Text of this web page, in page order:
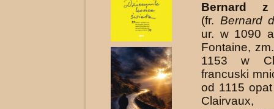
Bernard z
(fr. Bernard
ur. w 1090
Fontaine,
1153 w
francuski
od 1115